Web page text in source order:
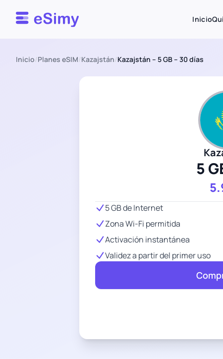
Esimy Inicio
Inicio/Planes eSIM/Kazajstán/Kazajstán – 5 GB – 30 días
5
5 GB de Internet
Zona Wi-Fi permitida
Activación instantánea
Validez a partir del primer uso